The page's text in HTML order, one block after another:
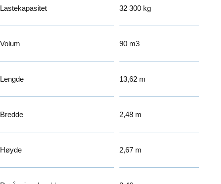
Lastekapasitet 32 300 kg
Volum 90 m3
Lengde 13,62 m
Bredde 2,48 m
Høyde 2,67 m